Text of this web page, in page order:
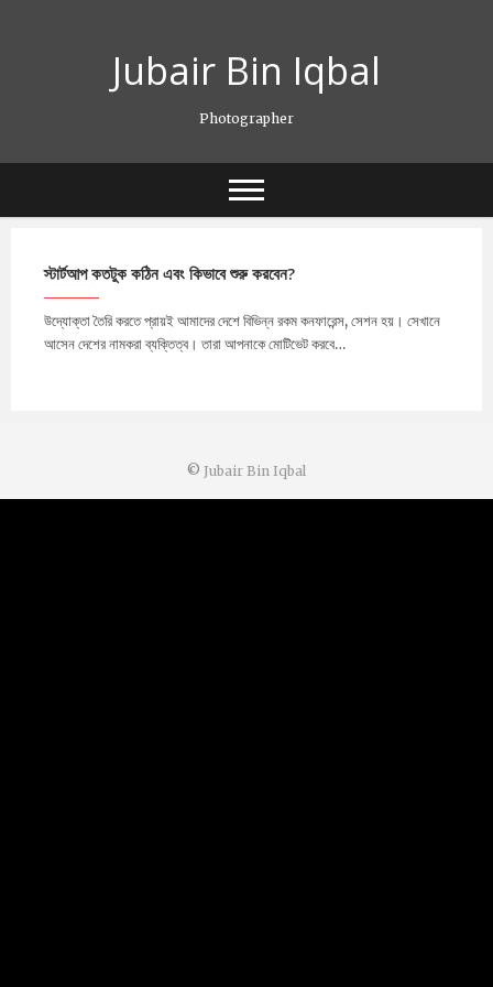
Jubair Bin Iqbal
Photographer
স্টার্টআপ কতটুক কঠিন এবং কিভাবে শুরু করবেন?
উদ্যোক্তা তৈরি করতে প্রায়ই আমাদের দেশে বিভিন্ন রকম কনফারেন্স, সেশন হয়। সেখানে
আসেন দেশের নামকরা ব্যক্তিত্ব। তারা আপনাকে মোটিভেট করবে…
© Jubair Bin Iqbal